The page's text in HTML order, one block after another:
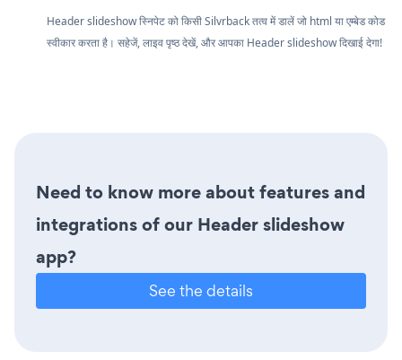
Header slideshow स्निपेट को किसी Silvrback तत्व में डालें जो html या एम्बेड कोड
स्वीकार करता है। सहेजें, लाइव पृष्ठ देखें, और आपका Header slideshow दिखाई देगा!
Need to know more about features and
integrations of our Header slideshow
app?
See the details